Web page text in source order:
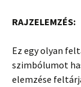
RAJZELEMZÉS:
Ez egy olyan
szimbólumot
elemzése